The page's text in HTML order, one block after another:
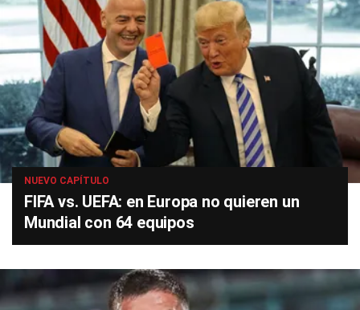
NUEVO CAPÍTULO
FIFA vs. UEFA: en Europa no quieren un
Mundial con 64 equipos